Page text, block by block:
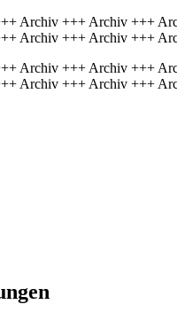
Archiv +++ Archiv +++
Archiv +++ Archiv +++
Archiv +++ Archiv +++
Archiv +++ Archiv +++